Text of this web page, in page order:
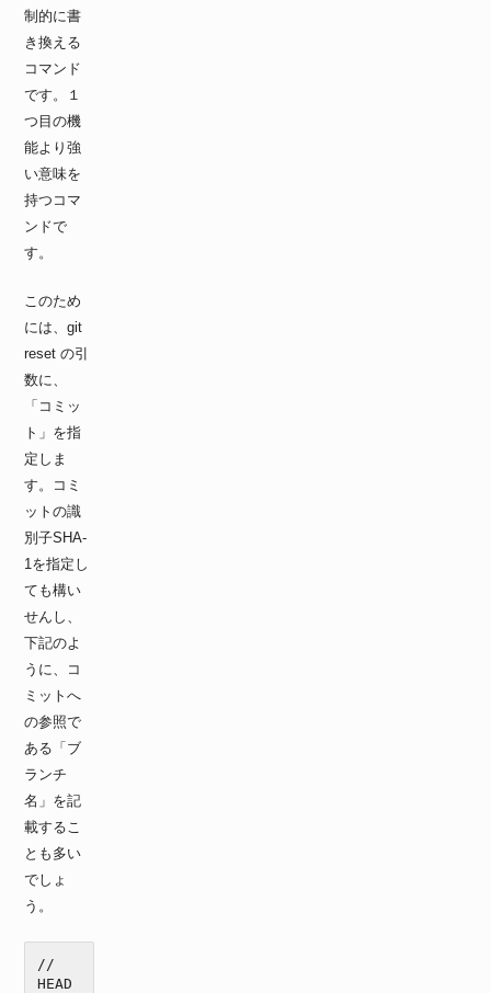
制的に書
き換える
コマンド
です。１
つ目の機
能より強
い意味を
持つコマ
ンドで
す。
このため
には、git
reset の引
数に、
「コミッ
ト」を指
定しま
す。コミ
ットの識
別子SHA-
1を指定し
ても構い
せんし、
下記のよ
うに、コ
ミットへ
の参照で
ある「ブ
ランチ
名」を記
載するこ
とも多い
でしょ
う。
//
HEAD